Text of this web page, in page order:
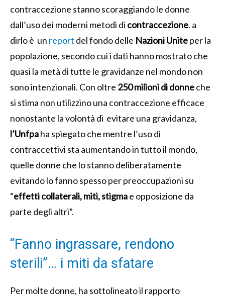
contraccezione stanno scoraggiando le donne
dall’uso dei moderni metodi di contraccezione. a
dirlo è un report del fondo delle Nazioni Uniteper la
popolazione, secondo cui i dati hanno mostrato che
quasi la metà di tutte le gravidanze nel mondo non
sono intenzionali. Con oltre 250 milioni di donneche
si stima non utilizzino una contraccezione efficace
nonostante la volontà di evitare una gravidanza,
l’Unfpaha spiegato che mentre l’uso di
contraccettivi sta aumentando in tutto il mondo,
quelle donne che lo stanno deliberatamente
evitando lo fanno spesso per preoccupazioni su
“effetti collaterali, miti, stigmae opposizione da
parte degli altri”.
“Fanno ingrassare, rendono
sterili”… i miti da sfatare
Per molte donne, ha sottolineato il rapporto